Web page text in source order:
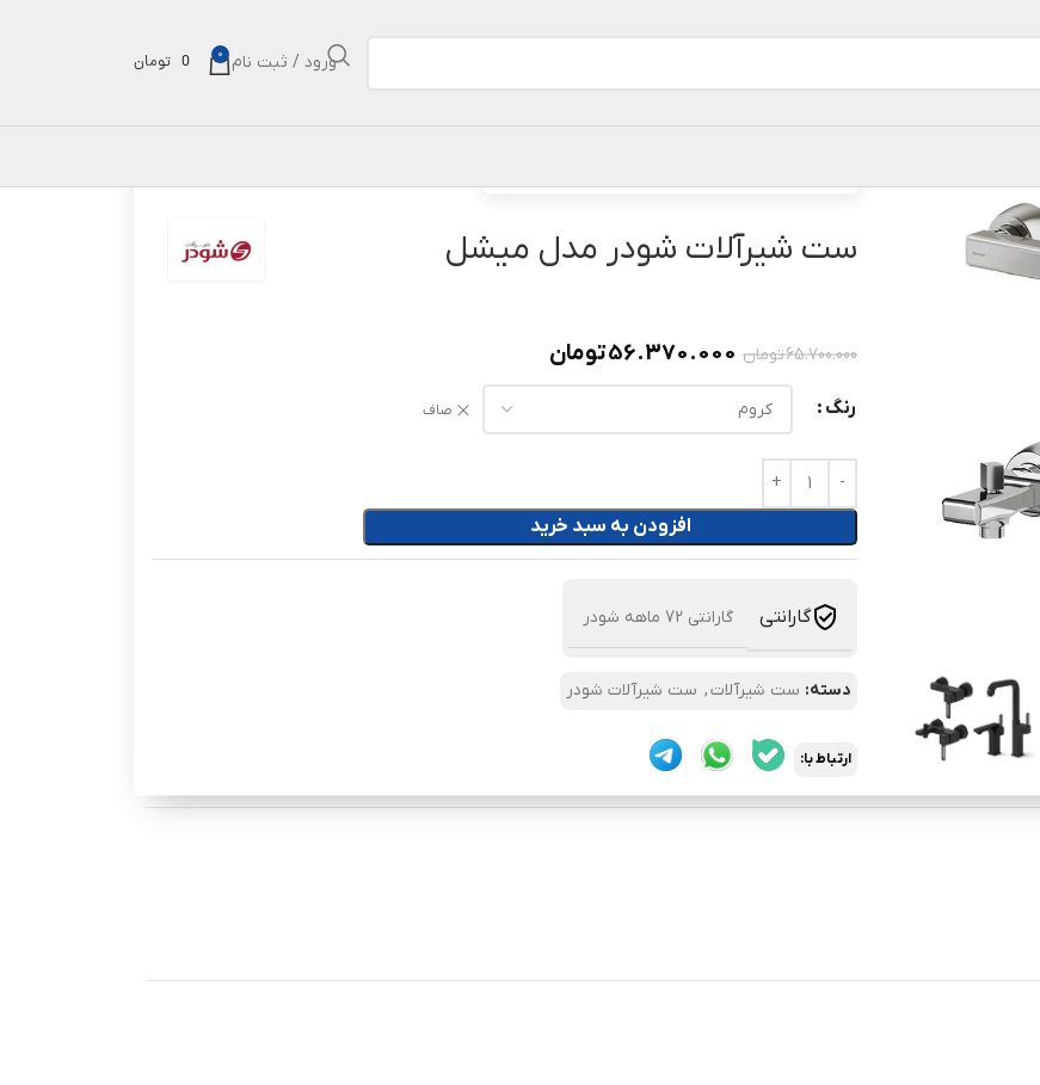
ورود / ثبت نام 0
0 تومان
ست شیرآلات شودر مدل میشل
65.700.000تومان 56.370.000تومان
رنگ صاف
افزودن به سبد خرید
گارانتی گارانتی 72 ماهه شودر
دسته: ست شیرآلات, ست شیرآلات شودر
ارتباط با: